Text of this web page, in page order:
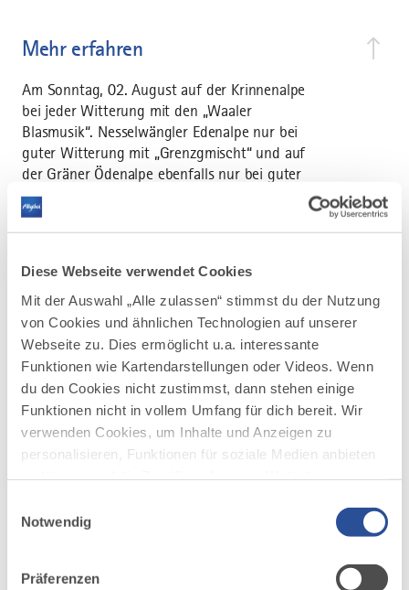
Diese Webseite verwendet Cookies
Mit der Auswahl „Alle zulassen“ stimmst du der Nutzung
von Cookies und ähnlichen Technologien auf unserer
Webseite zu. Dies ermöglicht u.a. interessante
Funktionen wie Kartendarstellungen oder Videos. Wenn
du den Cookies nicht zustimmst, dann stehen einige
Funktionen nicht in vollem Umfang für dich bereit. Wir
verwenden Cookies, um Inhalte und Anzeigen zu
personalisieren, Funktionen für soziale Medien anbieten
deiner Verwendung unserer Website an unsere Partner
möglicherweise mit weiteren Daten zusammen, die du
Notwendig
Präferenzen
Mehr erfahren
Am Sonntag, 02. August auf der Krinnenalpe
bei jeder Witterung mit den „Waaler
Blasmusik“. Nesselwängler Edenalpe nur bei
guter Witterung mit „Grenzgmischt“ und auf
der Gräner Ödenalpe ebenfalls nur bei guter
Witterung mit „Schwonzlmusig“. Ein
musikalischer Almgenuss – je nach
Wetterlage!
eine Wanderroute, die mehrere Almen und
Hütten miteinander verbindet. Sie bietet
Besuchern die Möglichkeit, die Schönheit der
Bergwelt zu erleben und regionale
Spezialitäten zu genießen. Die Route kann
individuell gestaltet und an verschiedene
Schwierigkeitsgrade angepasst werden,
sodass sowohl Genusswanderer als auch
sportlich ambitionierte Wanderer auf ihre